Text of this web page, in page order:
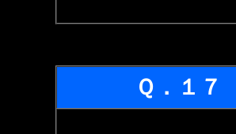
Ｑ．１７